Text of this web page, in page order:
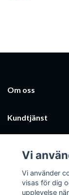
Om oss
Kundtjänst
Sociala medier
Vi
Vi använder
visas för dig
upplevelse